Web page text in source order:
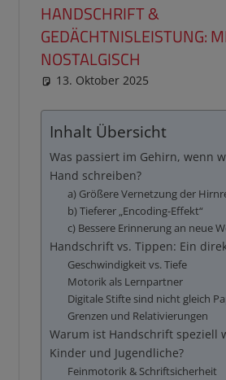
HANDSCHRIFT &
GEDÄCHTNISLEISTUNG:
NOSTALGISCH
13. Oktober 2025
Inhalt Übersicht
Was passiert im Gehirn, wenn
Hand schreiben?
a) Größere Vernetzung der
b) Tieferer „Encoding-Effekt“
c) Bessere Erinnerung an neue
Handschrift vs. Tippen: Ein
Geschwindigkeit vs. Tiefe
Motorik als Lernpartner
Digitale Stifte sind nicht gleich
Grenzen und Relativierungen
Warum ist Handschrift speziell
Kinder und Jugendliche?
Feinmotorik & Schriftsicherheit